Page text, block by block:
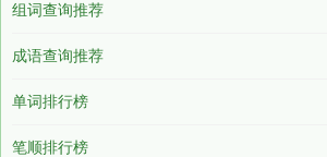
组词查询推荐
成语查询推荐
单词排行榜
笔顺排行榜